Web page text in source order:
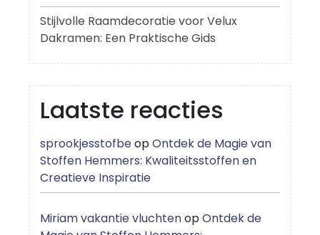
Stijlvolle Raamdecoratie voor Velux
Dakramen: Een Praktische Gids
Laatste reacties
sprookjesstofbeopOntdek de Magie van
Stoffen Hemmers: Kwaliteitsstoffen en
Creatieve Inspiratie
Miriam vakantie vluchtenopOntdek de